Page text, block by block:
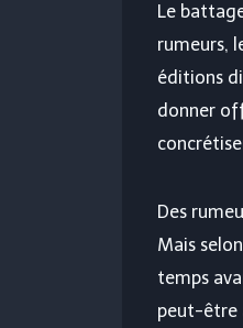
Le
rumeurs,
éditions
donner
Des
Mais
temps
peut-être